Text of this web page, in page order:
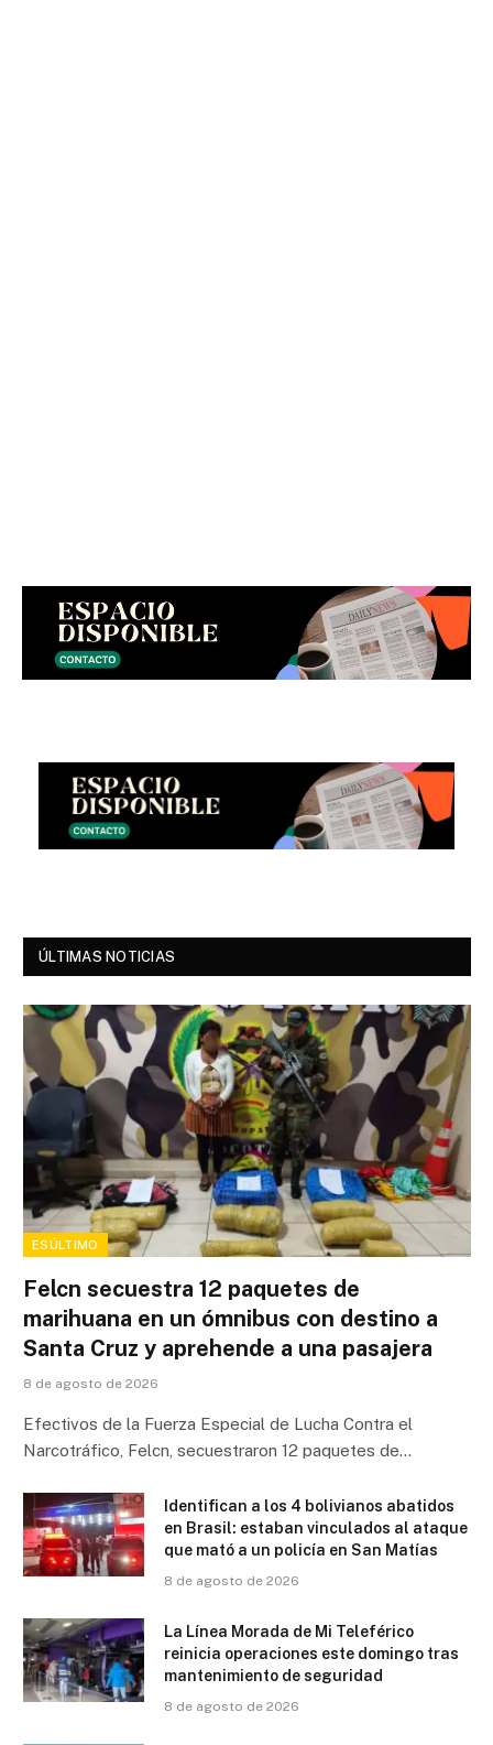
ÚLTIMAS NOTICIAS
ESÚLTIMO
Felcn secuestra 12 paquetes de
marihuana en un ómnibus con destino a
Santa Cruz y aprehende a una pasajera
8 de agosto de 2026
Efectivos de la Fuerza Especial de Lucha Contra el
Narcotráfico, Felcn, secuestraron 12 paquetes de…
Identifican a los 4 bolivianos abatidos
en Brasil: estaban vinculados al ataque
que mató a un policía en San Matías
8 de agosto de 2026
La Línea Morada de Mi Teleférico
reinicia operaciones este domingo tras
mantenimiento de seguridad
8 de agosto de 2026